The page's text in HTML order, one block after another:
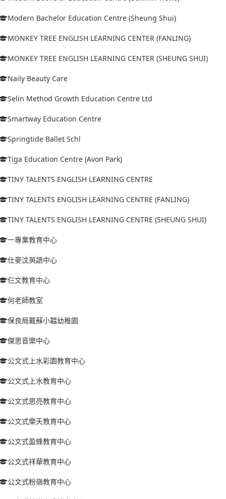
Modern Bachelor Education Centre (Sheung Shui)
MONKEY TREE ENGLISH LEARNING CENTER (FANLING)
MONKEY TREE ENGLISH LEARNING CENTER (SHEUNG SHUI)
Naily Beauty Care
Selin Method Growth Education Centre Ltd
Smartway Education Centre
Springtide Ballet Schl
Tiga Education Centre (Avon Park)
TINY TALENTS ENGLISH LEARNING CENTRE
TINY TALENTS ENGLISH LEARNING CENTRE (FANLING)
TINY TALENTS ENGLISH LEARNING CENTRE (SHEUNG SHUI)
一專業教育中心
仕麥汶英語中心
仨文教育中心
何老師教室
保良局戴蘇小韞幼稚園
傑思音樂中心
公文式上水彩園教育中心
公文式上水教育中心
公文式思亮教育中心
公文式樂天教育中心
公文式盈蜂教育中心
公文式祥華教育中心
公文式粉嶺教育中心